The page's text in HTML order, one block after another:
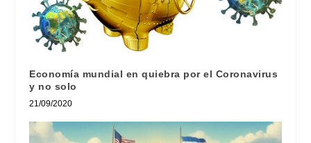
Economía mundial en quiebra por el Coronavirus
y no solo
21/09/2020